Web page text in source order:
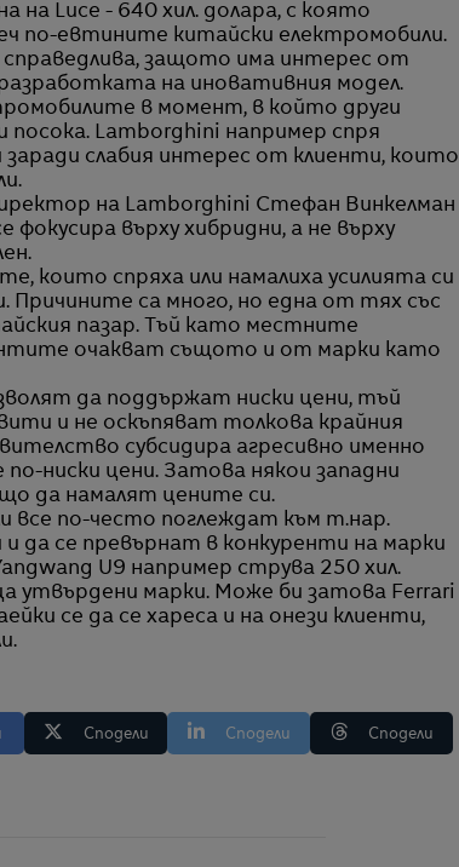
на Luce - 640 хил. долара, с която
по-евтините китайски електромобили.
защото има интерес от
разработката на иновативния модел.
в момент, в който други
Lamborghini например спря
слабия интерес от клиенти, които
на Lamborghini Стефан Винкелман
фокусира върху хибридни, а не върху
които спряха или намалиха усилията си
Причините са много, но една от тях със
пазар. Тъй като местните
очакват същото и от марки като
да поддържат ниски цени, тъй
и не оскъпяват толкова крайния
субсидира агресивно именно
ниски цени. Затова някои западни
да намалят цените си.
по-често поглеждат към т.нар.
да се превърнат в конкуренти на марки
U9 например струва 250 хил.
утвърдени марки. Може би затова Ferrari
се да се хареса и на онези клиенти,
Сподели Сподели Сподели